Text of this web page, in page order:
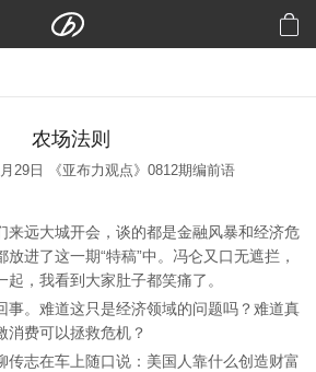
梁农场法则
29日 《亚布力观点》0812期编前语
来远大城开会，谈的都是金融风暴和经济危
进了这一期“特稿”中。冯仑又口无遮拦，
，我看到大家肚子都笑痛了。
事。难道这只是经济领域的问题吗？难道真
消费可以拯救危机？
传志在车上随口说：美国人靠什么创造财富